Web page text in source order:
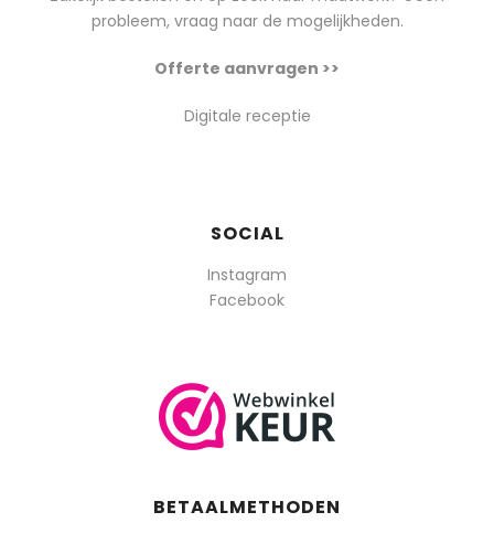
probleem, vraag naar de mogelijkheden.
Offerte aanvragen >>
Digitale receptie
SOCIAL
Instagram
Facebook
BETAALMETHODEN